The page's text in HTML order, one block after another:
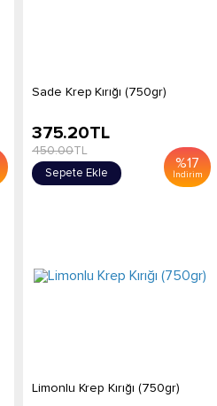
Sade Krep Kırığı (750gr)
%17
İndirim
375.20TL
450.00TL
Sepete Ekle
Limonlu Krep Kırığı (750gr)